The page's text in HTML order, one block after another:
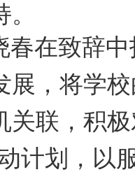
春在致辞
展，将学
联，积
计划，以